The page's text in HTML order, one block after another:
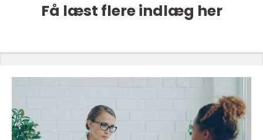
Få læst flere indlæg her